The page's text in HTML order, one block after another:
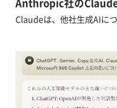
Anthropic社の
Claudeは、他社生成AIに